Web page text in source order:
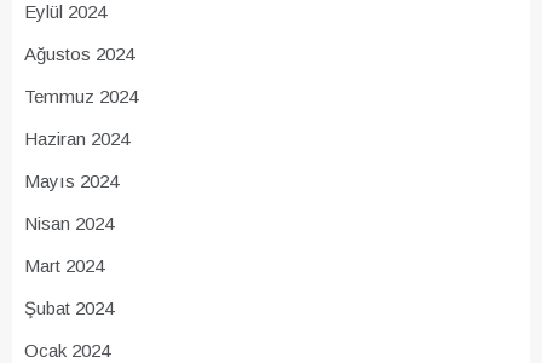
Eylül 2024
Ağustos 2024
Temmuz 2024
Haziran 2024
Mayıs 2024
Nisan 2024
Mart 2024
Şubat 2024
Ocak 2024